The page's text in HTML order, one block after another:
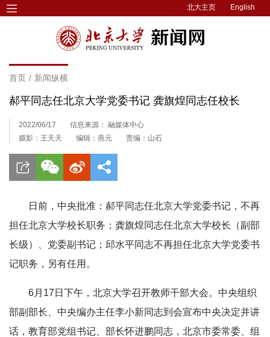
北大主页 English
首页 / 新闻纵横
郝平同志任北京大学党委书记 龚旗煌同志任校长
2022/06/17
信息来源： 融媒体中心
摄影：王天天
编辑：燕元 责编：山石
日前，中央批准：郝平同志任北京大学党委书记，不再
担任北京大学校长职务；龚旗煌同志任北京大学校长（副部
长级）、党委副书记；邱水平同志不再担任北京大学党委书
记职务，另有任用。
6月17日下午，北京大学召开教师干部大会。中央组织
部副部长、中央编办主任李小新同志到会宣布中央决定并讲
话，教育部党组书记、部长怀进鹏同志，北京市委常委、组